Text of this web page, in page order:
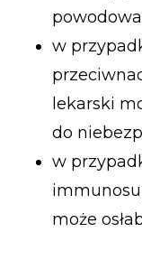
w
lekarski
do
w
może